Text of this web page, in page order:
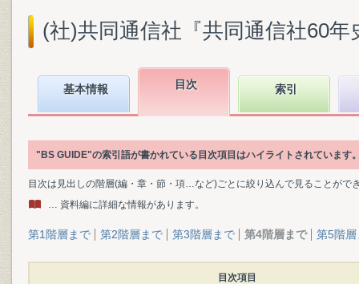
(社)共同通信社『共同通信社60年
基本情報 目次 索引
"BS GUIDE"の索引語が書かれている目次項目はハイライトされています
目次は見出しの階層(編・章・節・項…など)ごとに絞り込んで見ることがで
… 資料編に詳細な情報があります。
第1階層まで 第2階層まで 第3階層まで 第4階層まで 第5階層
目次項目